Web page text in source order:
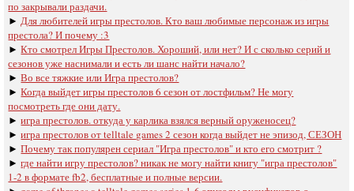
по закрывали раздачи.
► Для любителей игры престолов. Кто ваш любимые персонаж из игры
престола? И почему :3
►Кто смотрел Игры Престолов. Хороший, или нет? И с сколько серий и
сезонов уже наснимали и есть ли шанс найти начало?
►Во все тяжкие или Игра престолов?
►Когда выйдет игры престолов 6 сезон от лостфильм? Не могу
посмотреть где они дату.
►игра престолов. откуда у карлика взялся верный оруженосец?
►игра престолов oт telltale games 2 сезон когда выйдет не эпизод, СЕЗОН
►Почему так популярен сериал "Игра престолов" и кто его смотрит ?
►где найти игру престолов? никак не могу найти книгу "игра престолов"
1-2 в формате fb2, бесплатные и полные версии.